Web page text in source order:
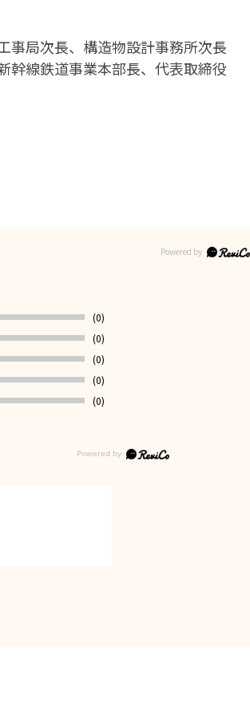
事局次長、構造物設計事務所次長
幹線鉄道事業本部長、代表取締役
(0)
(0)
(0)
(0)
(0)